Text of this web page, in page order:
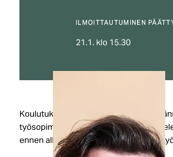
ILMOITTAUTUMINEN
21.1. klo 15.30
Koulutuksessa saat tietoa
työsopimusneuvotteluun. Opit
ennen allekirjoittamista ja tiedät, mitä